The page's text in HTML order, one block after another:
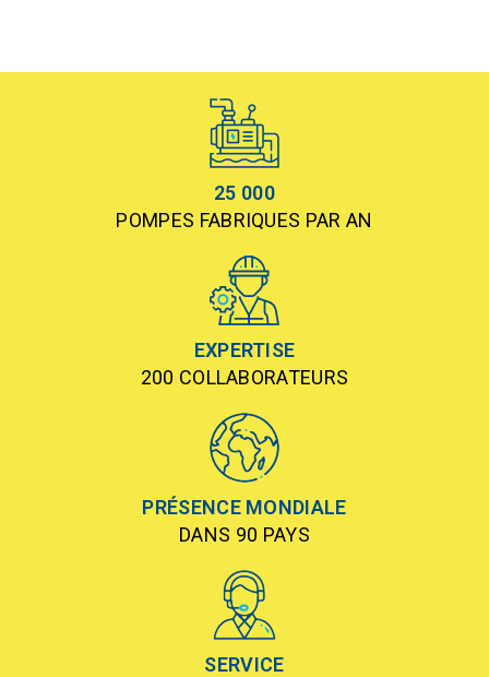
25 000
POMPES FABRIQUES PAR AN
EXPERTISE
200 COLLABORATEURS
PRÉSENCE MONDIALE
DANS 90 PAYS
SERVICE